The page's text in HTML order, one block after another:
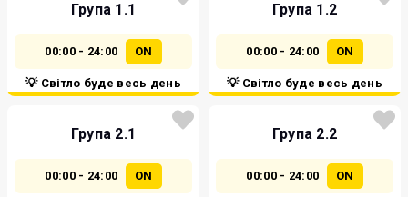
Група 1.1
00:00 - 24:00 ON
💡 Світло буде весь день
Група 1.2
00:00 - 24:00 ON
💡 Світло буде весь день
Група 2.1
00:00 - 24:00 ON
Група 2.2
00:00 - 24:00 ON